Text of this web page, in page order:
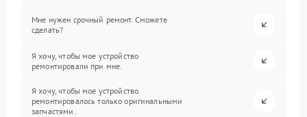
Мне нужен срочный ремонт. Сможете
сделать?
Я хочу, чтобы мое устройство
ремонтировали при мне.
Я хочу, чтобы мое устройство
ремонтировалось только оригинальными
запчастями.